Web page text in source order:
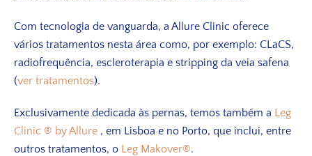
Com tecnologia de vanguarda, a Allure Clinic oferece
vários tratamentos nesta área como, por exemplo: CLaCS,
radiofrequência, escleroterapia e stripping da veia safena
(ver tratamentos).
Exclusivamente dedicada às pernas, temos também a Leg
Clinic ® by Allure , em Lisboa e no Porto, que inclui, entre
outros tratamentos, o Leg Makover®.